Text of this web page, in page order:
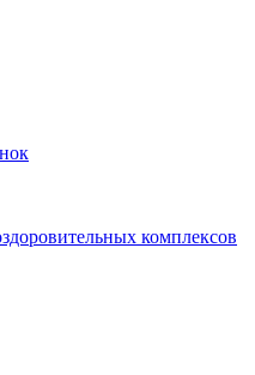
комплексов